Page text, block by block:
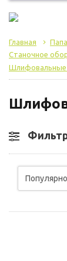
Главная
Станочное
Шлифовальные